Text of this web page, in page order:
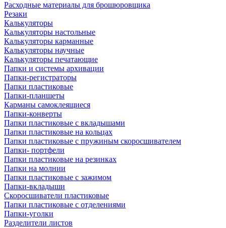
Расходные материалы для брошюровщика
Резаки
Калькуляторы
Калькуляторы настольные
Калькуляторы карманные
Калькуляторы научные
Калькуляторы печатающие
Папки и системы архивации
Папки-регистраторы
Папки пластиковые
Папки-планшеты
Карманы самоклеящиеся
Папки-конверты
Папки пластиковые с вкладышами
Папки пластиковые на кольцах
Папки пластиковые с пружиным скоросшивателем
Папки- портфели
Папки пластиковые на резинках
Папки на молнии
Папки пластиковые с зажимом
Папки-вкладыши
Скоросшиватели пластиковые
Папки пластиковые с отделениями
Папки-уголки
Разделители листов